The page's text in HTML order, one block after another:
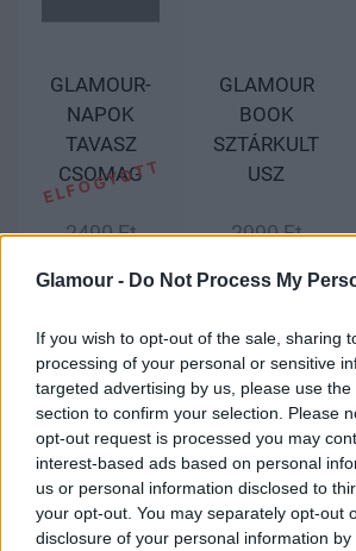
Glamour - Do Not Process My
If you wish to opt-out of the sale, sharing
processing of your personal or sensitive
targeted advertising by us, please use
section to confirm your selection. Please
opt-out request is processed you may
interest-based ads based on personal
us or personal information disclosed to
your opt-out. You may separately opt-out
disclosure of your personal information
GLAMOUR-
NAPOK
TAVASZ
CSOMAG
2490 Ft
Vásárlás
GLAMOUR
BOOK
SZTÁRKULT
USZ
2990 Ft
Vásárlás